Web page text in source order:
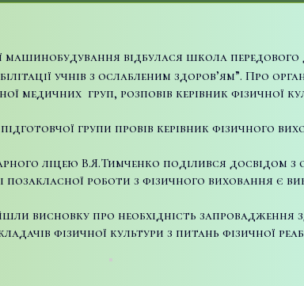
відбулася школа передового
учнів з ослабленим здоров’ям”. Про
медичних груп, розповів керівник фізичної
групи провів керівник фізичного
ліцею В.Я.Тимченко поділився досвідом з
роботи з фізичного виховання є
висновку про необхідність
фізичної культури з питань фізичної